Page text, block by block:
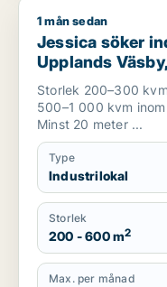
Jessica söker
1 mån sedan
Jessica söker
Upplands
Upplands-Bro
Storlek 200–300 kvm Möjlighet att expandera till
500–1 000 kvm inom
Minst 20 meter ...
Type
Industrilokal
Storlek
200 - 600 m2
Max. per månad